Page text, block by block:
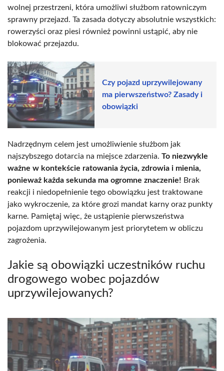
wolnej przestrzeni, która umożliwi służbom ratowniczym
sprawny przejazd. Ta zasada dotyczy absolutnie wszystkich:
rowerzyści oraz piesi również powinni ustąpić, aby nie
blokować przejazdu.
Czy pojazd uprzywilejowany
ma pierwszeństwo? Zasady i
obowiązki
Nadrzędnym celem jest umożliwienie służbom jak
najszybszego dotarcia na miejsce zdarzenia. To niezwykle
ważne w kontekście ratowania życia, zdrowia i mienia,
ponieważ każda sekunda ma ogromne znaczenie! Brak
reakcji i niedopełnienie tego obowiązku jest traktowane
jako wykroczenie, za które grozi mandat karny oraz punkty
karne. Pamiętaj więc, że ustąpienie pierwszeństwa
pojazdom uprzywilejowanym jest priorytetem w obliczu
zagrożenia.
Jakie są obowiązki uczestników ruchu
drogowego wobec pojazdów
uprzywilejowanych?